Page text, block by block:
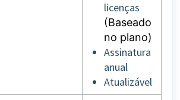
licenças
(Baseado
no plano)
Assinatura
anual
Atualizável